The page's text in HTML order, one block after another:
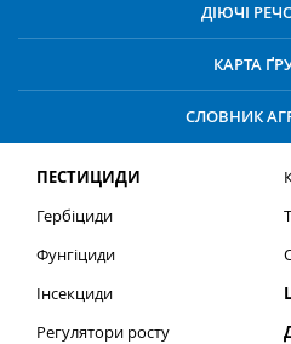
ДІЮЧІ
КАРТА
СЛОВНИК
ПЕСТИЦИДИ
Гербіциди
Фунгіциди
Інсекциди
Регулятори росту